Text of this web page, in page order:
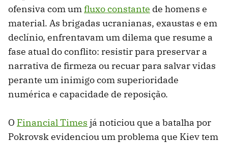
ofensiva com umfluxo constante de homens e
material. As brigadas ucranianas, exaustas e em
declínio, enfrentavam um dilema que resume a
fase atual do conflito: resistir para preservar a
narrativa de firmeza ou recuar para salvar vidas
perante um inimigo com superioridade
numérica e capacidade de reposição.
O Financial Times já noticiou que a batalha por
Pokrovsk evidenciou um problema que Kiev tem